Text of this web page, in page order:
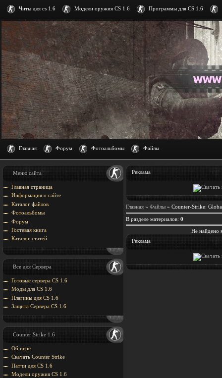
Читы для cs 1.6 Модели оружия CS 1.6 Программы для CS 1.6
Главная Форум Фотоальбомы Файлы
Меню сайта
Главная страница
Информация о сайте
Каталог файлов
Фотоальбомы
Форум
Гостевая книга
Каталог статей
Все для Сервера
Готовые сервера CS 1.6
Моды для CS 1.6
Плагины для CS 1.6
Защита Cервера CS 1.6
Counter Strike 1.6
Об игре
Скачать Counter Strike
Патчи для CS 1.6
Модели оружия CS 1.6
Реклама
Главная » Файлы » Counter-Strike:
В разделе материалов: 0
Не найдено
Реклама